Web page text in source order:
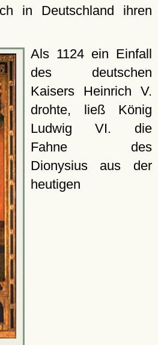
in Deutschland ihren
Als 1124 ein Einfall
des deutschen
Kaisers Heinrich V.
drohte, ließ König
Ludwig VI. die
Fahne des
Dionysius aus der
heutigen